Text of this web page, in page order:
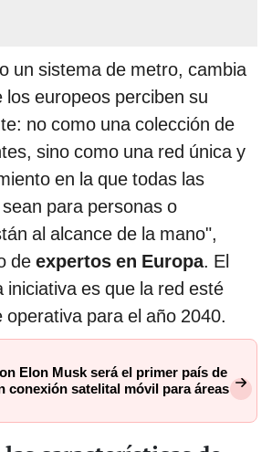
un sistema de metro, cambia
los europeos perciben su
no como una colección de
sino como una red única y
en la que todas las
para personas o
al alcance de la mano",
de expertos en Europa. El
iniciativa es que la red esté
para el año 2040.
Elon Musk será el primer país de
conexión satelital móvil para áreas